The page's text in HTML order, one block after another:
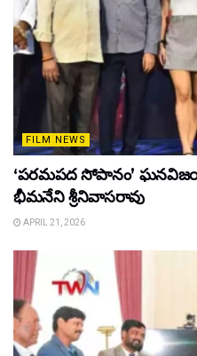
FILM NEWS
‘పరమపద సోపానం’
భీమనేని శ్రీనివాసరావు
APRIL 21, 2026